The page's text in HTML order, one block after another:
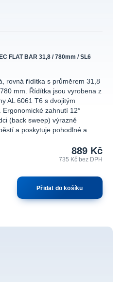
FLAT BAR 31,8 / 780mm / SL6
rovná řídítka s průměrem 31,8
mm. Řídítka jsou vyrobena z
AL 6061 T6 s dvojitým
Ergonomické zahnutí 12°
(back sweep) výrazně
a poskytuje pohodlné a
889 Kč
735 Kč bez DPH
Přidat do košíku